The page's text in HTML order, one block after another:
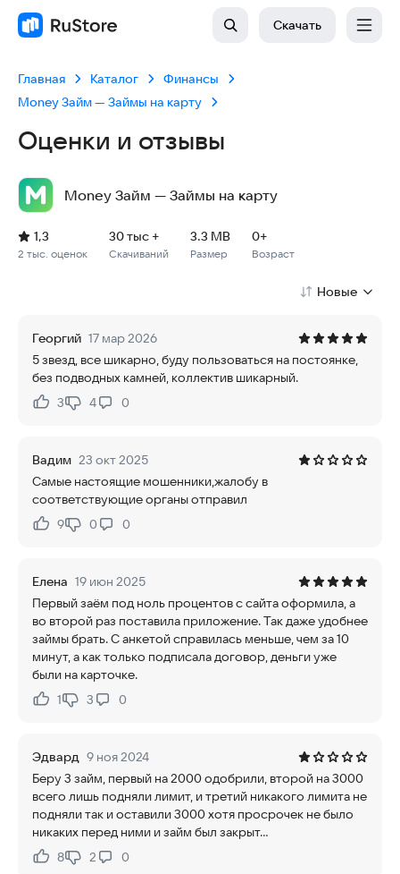
Скачать
Главная Каталог
Финансы
Money Займ — Займы на карту
Оценки и отзывы
Money Займ — Займы на карту
Рейтинг: 1,3, 2 тыс. оценок
Скачиваний: 30 тыс +
Размер файла: 3.3 MB
Возрастное ограничение: 3.3 MB
2 тыс. оценок
1,3
Скачиваний
30 тыс +
Размер
3.3 MB
Возраст
0+
Новые
Георгий 17 мар 2026
5 звезд, все шикарно, буду пользоваться на постоянке,
без подводных камней, коллектив шикарный.
Нравится:
3Не нравится:
4 0
Вадим 23 окт 2025
Самые настоящие мошенники,жалобу в
соответствующие органы отправил
Нравится:
9Не нравится:
0 0
Елена 19 июн 2025
Первый заём под ноль процентов с сайта оформила, а
во второй раз поставила приложение. Так даже удобнее
займы брать. С анкетой справилась меньше, чем за 10
минут, а как только подписала договор, деньги уже
были на карточке.
Нравится:
1Не нравится:
3 0
Эдвард 9 ноя 2024
Беру 3 займ, первый на 2000 одобрили, второй на 3000
всего лишь подняли лимит, и третий никакого лимита не
подняли так и оставили 3000 хотя просрочек не было
никаких перед ними и займ был закрыт…
Нравится:
8Не нравится:
2 0